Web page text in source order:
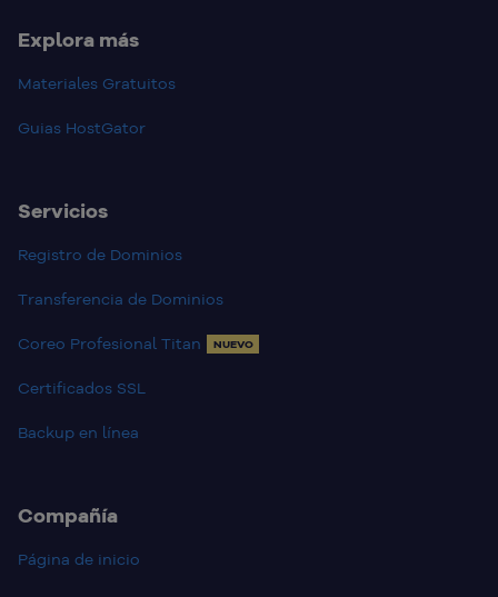
Explora más
Materiales Gratuitos
Guias HostGator
Servicios
Registro de Dominios
Transferencia de Dominios
Coreo Profesional Titan NUEVO
Certificados SSL
Backup en línea
Compañía
Página de inicio